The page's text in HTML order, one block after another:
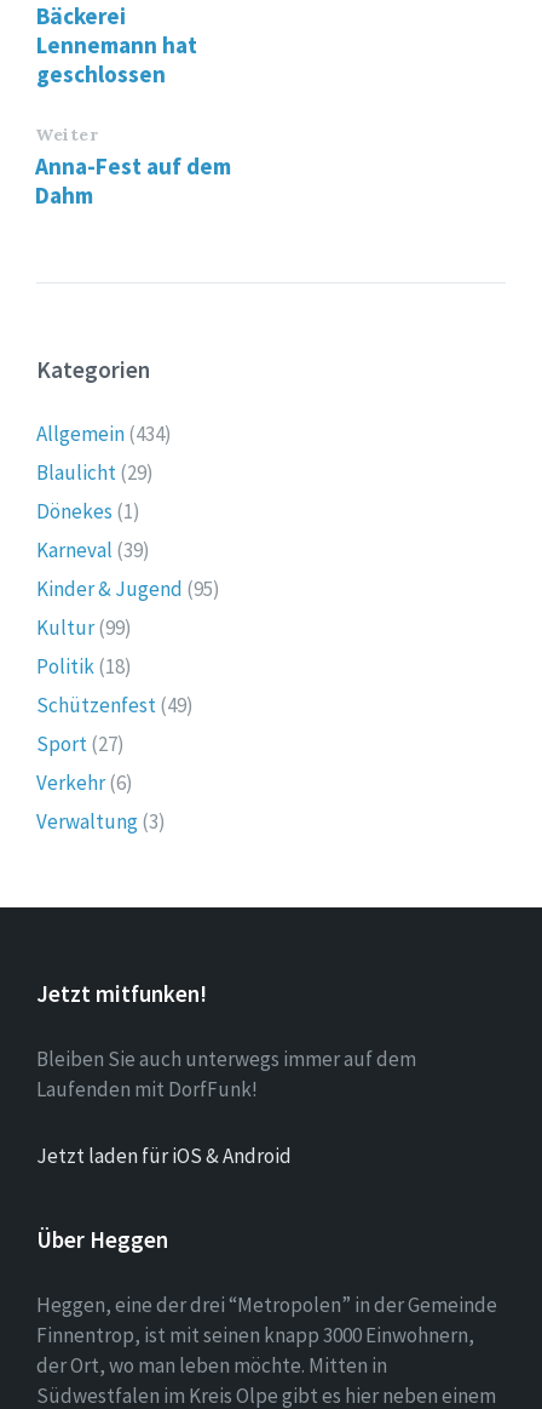
Bäckerei
Lennemann hat
geschlossen
Weiter
Anna-Fest auf dem
Dahm
Kategorien
Allgemein(434)
Blaulicht(29)
Dönekes (1)
Karneval (39)
Kinder & Jugend (95)
Kultur(99)
Politik(18)
Schützenfest(49)
Sport(27)
Verkehr(6)
Verwaltung(3)
Jetzt mitfunken!
Bleiben Sie auch unterwegs immer auf dem
Laufenden mit DorfFunk!
Jetzt laden für iOS & Android
Über Heggen
Heggen, eine der drei “Metropolen” in der Gemeinde
Finnentrop, ist mit seinen knapp 3000 Einwohnern,
der Ort, wo man leben möchte. Mitten in
Südwestfalen im Kreis Olpe gibt es hier neben einem